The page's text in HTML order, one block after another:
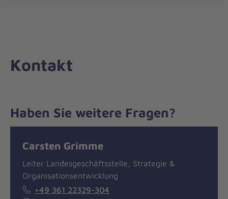
zum
Kontakt
Haben Sie weitere Fragen?
Carsten Grimme
Leiter Landesgeschäftsstelle, Strategie &
Organisationsentwicklung
+49 361 22329-304